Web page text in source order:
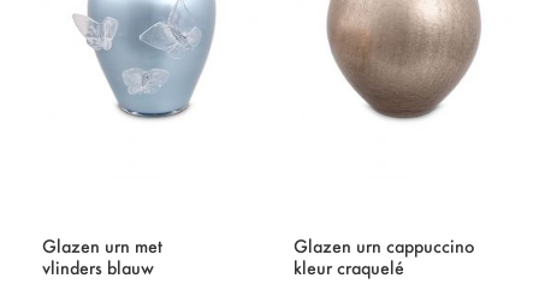
Glazen urn met
vlinders blauw
Glazen urn cappuccino
kleur craquelé